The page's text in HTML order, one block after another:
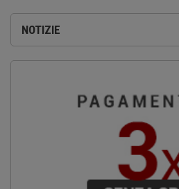
NOTIZIE